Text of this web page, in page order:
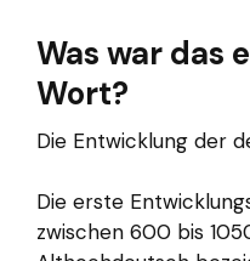
Was war das
Wort?
Die Entwicklung der
Die erste
zwischen 600 bis